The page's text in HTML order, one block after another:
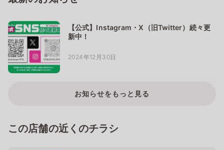
【公式】Instagram・X（旧Twitter）続々更
新中！
2024年12月30日
お知らせをもっと見る
この店舗の近くのチラシ